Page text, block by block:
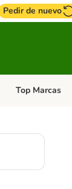
Pedir de nuevo
Menú de
Top Marcas